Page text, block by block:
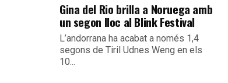
Gina del Rio brilla a Noruega amb
un segon lloc al Blink Festival
L’andorrana ha acabat a només 1,4
segons de Tiril Udnes Weng en els
10...